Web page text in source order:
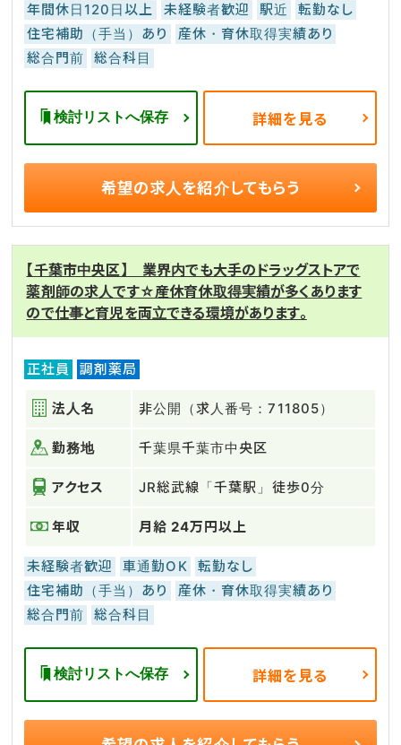
年間休日120日以上 未経験者歓迎 駅近
転勤なし
住宅補助（手当）あり
産休・育休取得実績あり
総合門前
総合科目
検討リストへ保存 詳細を見る
希望の求人を紹介してもらう
【千葉市中央区】 業界内でも大手のドラッグストアで
薬剤師の求人です☆産休育休取得実績が多くあります
ので仕事と育児を両立できる環境があります。
正社員 調剤薬局
法人名 非公開（求人番号：711805）
勤務地 千葉県千葉市中央区
アクセス JR総武線「千葉駅」徒歩0分
年収 月給 24万円以上
未経験者歓迎 車通勤OK
転勤なし
住宅補助（手当）あり
産休・育休取得実績あり
総合門前
総合科目
検討リストへ保存 詳細を見る